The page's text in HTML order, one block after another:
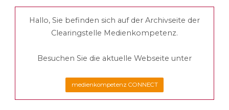
Hallo, Sie befinden sich auf der Archivseite der
Clearingstelle Medienkompetenz.
Besuchen Sie die aktuelle Webseite unter
medienkompetenz CONNECT